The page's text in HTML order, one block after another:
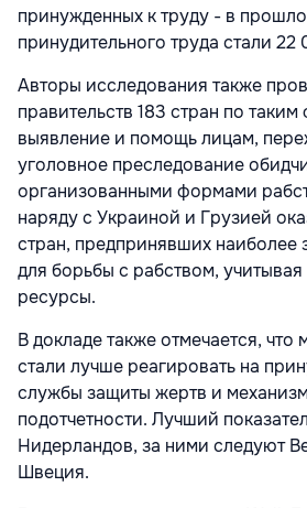
принужденных к труду - в
принудительного труда стали 22
Авторы исследования также
правительств 183 стран по
выявление и помощь лицам,
уголовное преследование
организованными формами
наряду с Украиной и Грузией
стран, предпринявших наиболее
для борьбы с рабством,
ресурсы.
В докладе также отмечается, что
стали лучше реагировать на
службы защиты жертв и
подотчетности. Лучший
Нидерландов, за ними следуют
Швеция.